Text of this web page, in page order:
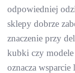
odpowiedniej
sklepy dobrze
znaczenie przy
kubki czy
oznacza